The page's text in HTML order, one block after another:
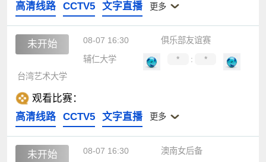
高清线路
CCTV5 文字直播 更多
未开始 08-07 16:30
俱乐部友谊赛
辅仁大学
* :
*
台湾艺术大学
观看比赛：
高清线路
CCTV5 文字直播 更多
未开始 08-07 16:30
澳南女后备